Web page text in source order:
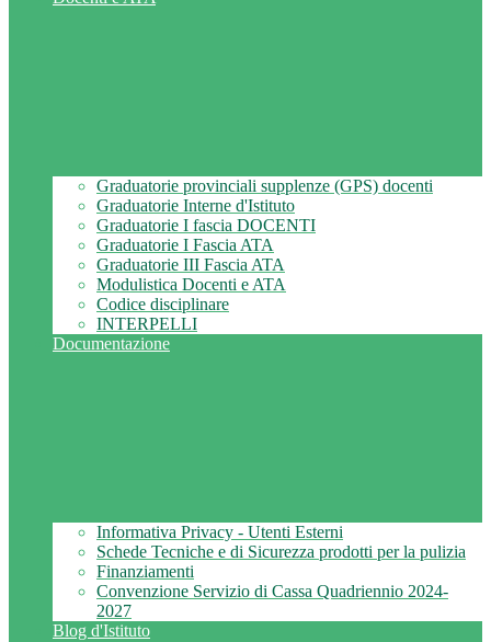
Graduatorie provinciali supplenze (GPS) docenti
Graduatorie Interne d'Istituto
Graduatorie I fascia DOCENTI
Graduatorie I Fascia ATA
Graduatorie III Fascia ATA
Modulistica Docenti e ATA
Codice disciplinare
INTERPELLI
Documentazione
Informativa Privacy - Utenti Esterni
Schede Tecniche e di Sicurezza prodotti per la pulizia
Finanziamenti
Convenzione Servizio di Cassa Quadriennio 2024-
2027
Blog d'Istituto